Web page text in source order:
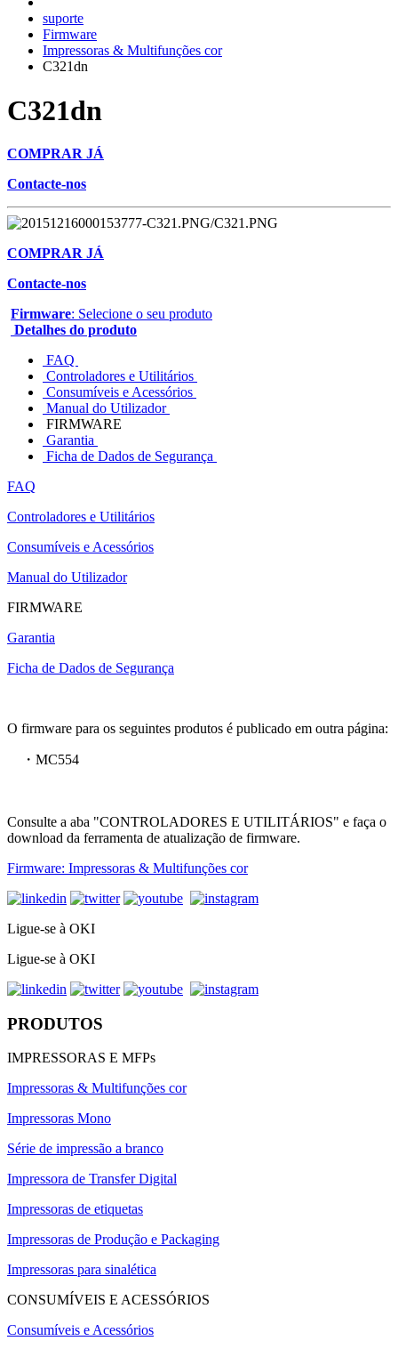
suporte
Firmware
Impressoras & Multifunções cor
C321dn
C321dn
COMPRAR JÁ
Contacte-nos
COMPRAR JÁ
Contacte-nos
Firmware: Selecione o seu produto
Detalhes do produto
FAQ
Controladores e Utilitários
Consumíveis e Acessórios
Manual do Utilizador
FIRMWARE
Garantia
Ficha de Dados de Segurança
FAQ
Controladores e Utilitários
Consumíveis e Acessórios
Manual do Utilizador
FIRMWARE
Garantia
Ficha de Dados de Segurança
O firmware para os seguintes produtos é publicado em outra página:
・MC554
Consulte a aba "CONTROLADORES E UTILITÁRIOS" e faça o
download da ferramenta de atualização de firmware.
Firmware: Impressoras & Multifunções cor
Ligue-se à OKI
Ligue-se à OKI
PRODUTOS
IMPRESSORAS E MFPs
Impressoras & Multifunções cor
Impressoras Mono
Série de impressão a branco
Impressora de Transfer Digital
Impressoras de etiquetas
Impressoras de Produção e Packaging
Impressoras para sinalética
CONSUMÍVEIS E ACESSÓRIOS
Consumíveis e Acessórios